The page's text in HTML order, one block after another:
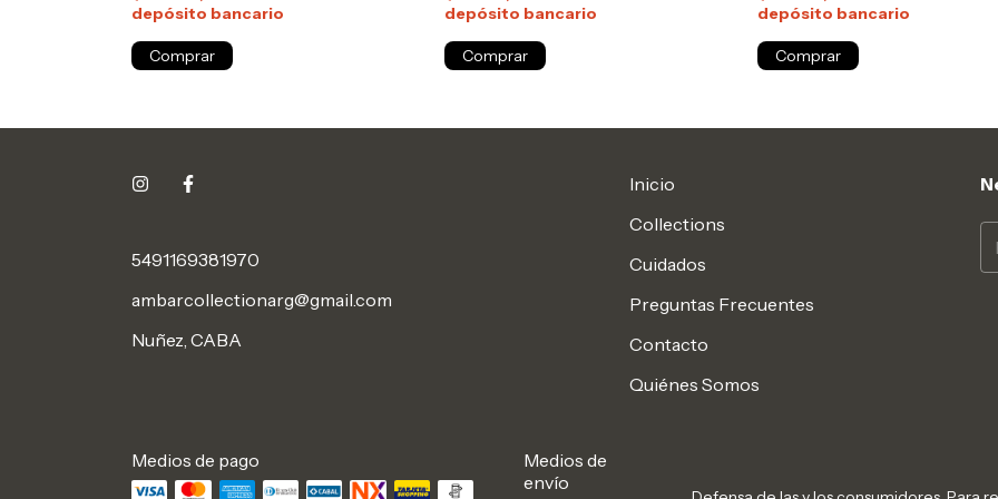
depósito bancario
depósito bancario
depósito bancario
5491169381970
ambarcollectionarg@gmail.com
Nuñez, CABA
Inicio
Collections
Cuidados
Preguntas Frecuentes
Contacto
Quiénes Somos
Medios de pago
Medios de
envío